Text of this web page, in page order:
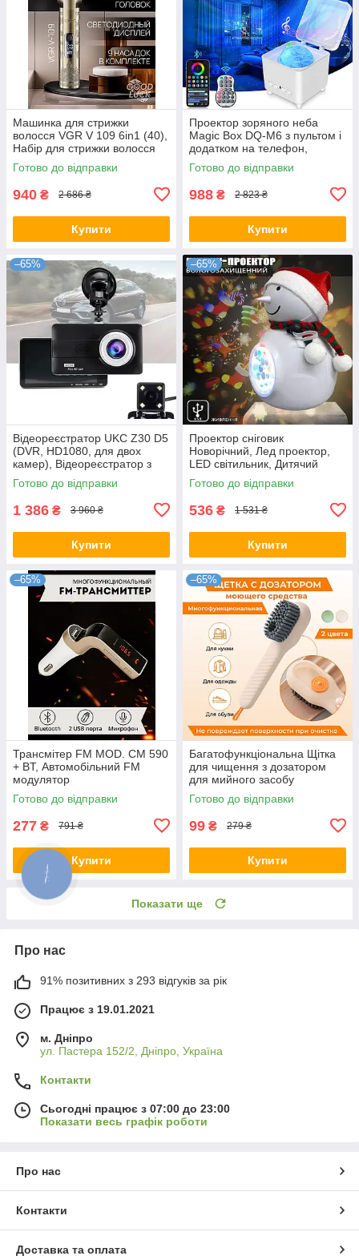
Машинка для стрижки
волосся VGR V 109 6in1 (40),
Набір для стрижки волосся
Готово до відправки
940 ₴ 2 686 ₴
Купити
Проектор зоряного неба
Magic Box DQ-M6 з пультом і
додатком на телефон,
Дитячий нічник з проекцією
Готово до відправки
988 ₴ 2 823 ₴
Купити
–65%
Відеореєстратор UKC Z30 D5
(DVR, HD1080, для двох
камер), Відеореєстратор з
двома камерами
Готово до відправки
1 386 ₴ 3 960 ₴
Купити
–65%
Проектор сніговик
Новорічний, Лед проектор,
LED світильник, Дитячий
світильник
Готово до відправки
536 ₴ 1 531 ₴
Купити
–65%
Трансмітер FM MOD. CM 590
+ BT, Автомобільний FM
модулятор
Готово до відправки
277 ₴ 791 ₴
Купити
–65%
Багатофункціональна Щітка
для чищення з дозатором
для мийного засобу
Готово до відправки
99 ₴ 279 ₴
Купити
Показати ще
Про нас
91% позитивних з 293 відгуків за рік
Працює з 19.01.2021
м. Дніпро
ул. Пастера 152/2, Дніпро, Україна
Контакти
Сьогодні працює з 07:00 до 23:00
Показати весь графік роботи
Про нас
Контакти
Доставка та оплата